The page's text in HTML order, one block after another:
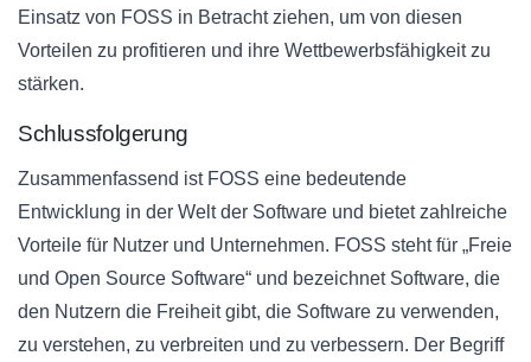
Einsatz von FOSS in Betracht ziehen, um von diesen
Vorteilen zu profitieren und ihre Wettbewerbsfähigkeit zu
stärken.
Schlussfolgerung
Zusammenfassend ist FOSS eine bedeutende
Entwicklung in der Welt der Software und bietet zahlreiche
Vorteile für Nutzer und Unternehmen. FOSS steht für „Freie
und Open Source Software“ und bezeichnet Software, die
den Nutzern die Freiheit gibt, die Software zu verwenden,
zu verstehen, zu verbreiten und zu verbessern. Der Begriff